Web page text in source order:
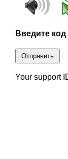
Введите код
Отправить
Your support